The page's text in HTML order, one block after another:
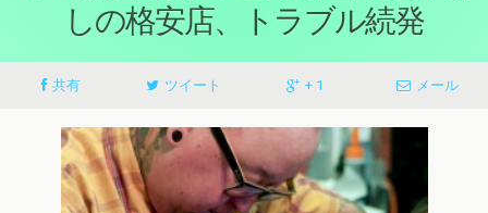
しの格安店、トラブル続発
共有 ツイート + 1 メール